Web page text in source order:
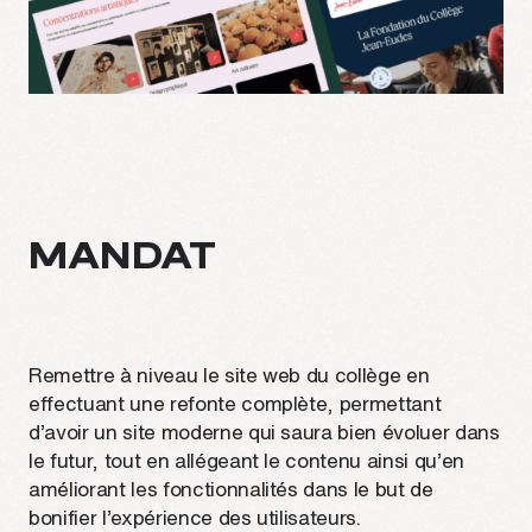
MANDAT
Remettre à niveau le site web du collège en
effectuant une refonte complète, permettant
d’avoir un site moderne qui saura bien évoluer dans
le futur, tout en allégeant le contenu ainsi qu’en
améliorant les fonctionnalités dans le but de
bonifier l’expérience des utilisateurs.